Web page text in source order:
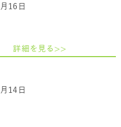
16日
詳細を見る>>
14日